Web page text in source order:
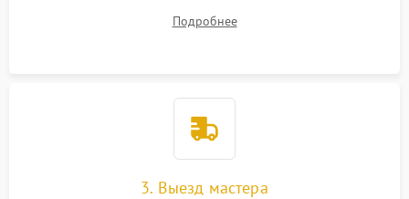
Подробнее
3. Выезд мастера